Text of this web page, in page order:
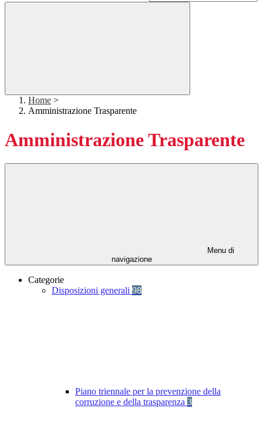
Home >
Amministrazione Trasparente
Amministrazione Trasparente
Menu di
navigazione
Categorie
Disposizioni generali 98
Piano triennale per la prevenzione della
corruzione e della trasparenza 3